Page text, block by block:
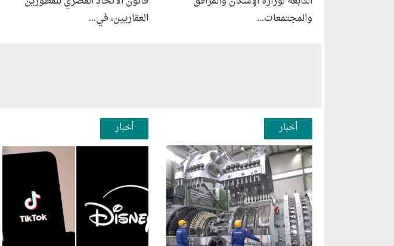
والمجتمعات...
العقاريين، في...
أخبار أخبار